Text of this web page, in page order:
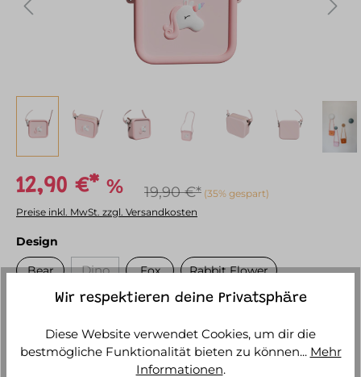
12,90 €* % 19,90 €* (35% gespart)
Preise inkl. MwSt. zzgl. Versandkosten
Design
Bear Dino(Diese Option ist zurzeit nicht verfügbar.)
Fox Rabbit Flower
Unicorn
Aktuell nicht verfügbar
Wir respektieren deine Privatsphäre
Diese Website verwendet Cookies, um dir die
bestmögliche Funktionalität bieten zu können... Mehr
Informationen.